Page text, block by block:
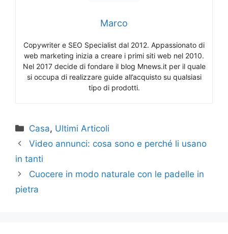
Marco
Copywriter e SEO Specialist dal 2012. Appassionato di
web marketing inizia a creare i primi siti web nel 2010.
Nel 2017 decide di fondare il blog Mnews.it per il quale
si occupa di realizzare guide all’acquisto su qualsiasi
tipo di prodotti.
Categorie
Casa, Ultimi Articoli
Video annunci: cosa sono e perché li usano
in tanti
Cuocere in modo naturale con le padelle in
pietra